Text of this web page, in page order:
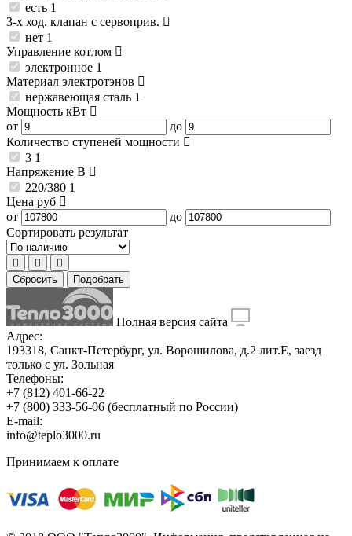
есть 1
3-х ход. клапан с сервоприв.
нет 1
Управление котлом
электронное 1
Материал электротэнов
нержавеющая сталь 1
Мощность кВт
от
до
Количество ступеней мощности
3 1
Напряжение В
220/380 1
Цена руб
от
до
Сортировать результат
Сбросить Подобрать
Полная версия сайта
Адрес:
193318, Санкт-Петербург, ул. Ворошилова, д.2 лит.Е, заезд
только с ул. Зольная
Телефоны:
+7 (812) 401-66-22
+7 (800) 333-56-06 (бесплатный по России)
E-mail:
info@teplo3000.ru
Принимаем к оплате